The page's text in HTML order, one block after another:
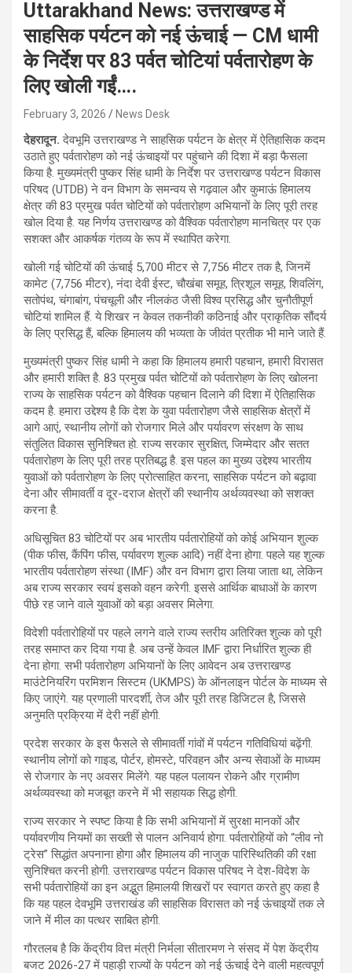
Uttarakhand News: उत्तराखण्ड में
साहसिक पर्यटन को नई ऊंचाई — CM धामी
के निर्देश पर 83 पर्वत चोटियां पर्वतारोहण के
लिए खोली गईं….
February 3, 2026 News Desk
देहरादून. देवभूमि उत्तराखण्ड ने साहसिक पर्यटन के क्षेत्र में ऐतिहासिक कदम
उठाते हुए पर्वतारोहण को नई ऊंचाइयों पर पहुंचाने की दिशा में बड़ा फैसला
किया है. मुख्यमंत्री पुष्कर सिंह धामी के निर्देश पर उत्तराखण्ड पर्यटन विकास
परिषद (UTDB) ने वन विभाग के समन्वय से गढ़वाल और कुमाऊं हिमालय
क्षेत्र की 83 प्रमुख पर्वत चोटियों को पर्वतारोहण अभियानों के लिए पूरी तरह
खोल दिया है. यह निर्णय उत्तराखण्ड को वैश्विक पर्वतारोहण मानचित्र पर एक
सशक्त और आकर्षक गंतव्य के रूप में स्थापित करेगा.
खोली गई चोटियों की ऊंचाई 5,700 मीटर से 7,756 मीटर तक है, जिनमें
कामेट (7,756 मीटर), नंदा देवी ईस्ट, चौखंबा समूह, त्रिशूल समूह, शिवलिंग,
सतोपंथ, चंगाबांग, पंचचूली और नीलकंठ जैसी विश्व प्रसिद्ध और चुनौतीपूर्ण
चोटियां शामिल हैं. ये शिखर न केवल तकनीकी कठिनाई और प्राकृतिक सौंदर्य
के लिए प्रसिद्ध हैं, बल्कि हिमालय की भव्यता के जीवंत प्रतीक भी माने जाते हैं.
मुख्यमंत्री पुष्कर सिंह धामी ने कहा कि हिमालय हमारी पहचान, हमारी विरासत
और हमारी शक्ति है. 83 प्रमुख पर्वत चोटियों को पर्वतारोहण के लिए खोलना
राज्य के साहसिक पर्यटन को वैश्विक पहचान दिलाने की दिशा में ऐतिहासिक
कदम है. हमारा उद्देश्य है कि देश के युवा पर्वतारोहण जैसे साहसिक क्षेत्रों में
आगे आएं, स्थानीय लोगों को रोजगार मिले और पर्यावरण संरक्षण के साथ
संतुलित विकास सुनिश्चित हो. राज्य सरकार सुरक्षित, जिम्मेदार और सतत
पर्वतारोहण के लिए पूरी तरह प्रतिबद्ध है. इस पहल का मुख्य उद्देश्य भारतीय
युवाओं को पर्वतारोहण के लिए प्रोत्साहित करना, साहसिक पर्यटन को बढ़ावा
देना और सीमावर्ती व दूर-दराज क्षेत्रों की स्थानीय अर्थव्यवस्था को सशक्त
करना है.
अधिसूचित 83 चोटियों पर अब भारतीय पर्वतारोहियों को कोई अभियान शुल्क
(पीक फीस, कैंपिंग फीस, पर्यावरण शुल्क आदि) नहीं देना होगा. पहले यह शुल्क
भारतीय पर्वतारोहण संस्था (IMF) और वन विभाग द्वारा लिया जाता था, लेकिन
अब राज्य सरकार स्वयं इसको वहन करेगी. इससे आर्थिक बाधाओं के कारण
पीछे रह जाने वाले युवाओं को बड़ा अवसर मिलेगा.
विदेशी पर्वतारोहियों पर पहले लगने वाले राज्य स्तरीय अतिरिक्त शुल्क को पूरी
तरह समाप्त कर दिया गया है. अब उन्हें केवल IMF द्वारा निर्धारित शुल्क ही
देना होगा. सभी पर्वतारोहण अभियानों के लिए आवेदन अब उत्तराखण्ड
माउंटेनियरिंग परमिशन सिस्टम (UKMPS) के ऑनलाइन पोर्टल के माध्यम से
किए जाएंगे. यह प्रणाली पारदर्शी, तेज और पूरी तरह डिजिटल है, जिससे
अनुमति प्रक्रिया में देरी नहीं होगी.
प्रदेश सरकार के इस फैसले से सीमावर्ती गांवों में पर्यटन गतिविधियां बढ़ेंगी.
स्थानीय लोगों को गाइड, पोर्टर, होमस्टे, परिवहन और अन्य सेवाओं के माध्यम
से रोजगार के नए अवसर मिलेंगे. यह पहल पलायन रोकने और ग्रामीण
अर्थव्यवस्था को मजबूत करने में भी सहायक सिद्ध होगी.
राज्य सरकार ने स्पष्ट किया है कि सभी अभियानों में सुरक्षा मानकों और
पर्यावरणीय नियमों का सख्ती से पालन अनिवार्य होगा. पर्वतारोहियों को “लीव नो
ट्रेस” सिद्धांत अपनाना होगा और हिमालय की नाजुक पारिस्थितिकी की रक्षा
सुनिश्चित करनी होगी. उत्तराखण्ड पर्यटन विकास परिषद ने देश-विदेश के
सभी पर्वतारोहियों का इन अद्भुत हिमालयी शिखरों पर स्वागत करते हुए कहा है
कि यह पहल देवभूमि उत्तराखंड की साहसिक विरासत को नई ऊंचाइयों तक ले
जाने में मील का पत्थर साबित होगी.
गौरतलब है कि केंद्रीय वित्त मंत्री निर्मला सीतारमण ने संसद में पेश केंद्रीय
बजट 2026-27 में पहाड़ी राज्यों के पर्यटन को नई ऊंचाई देने वाली महत्वपूर्ण